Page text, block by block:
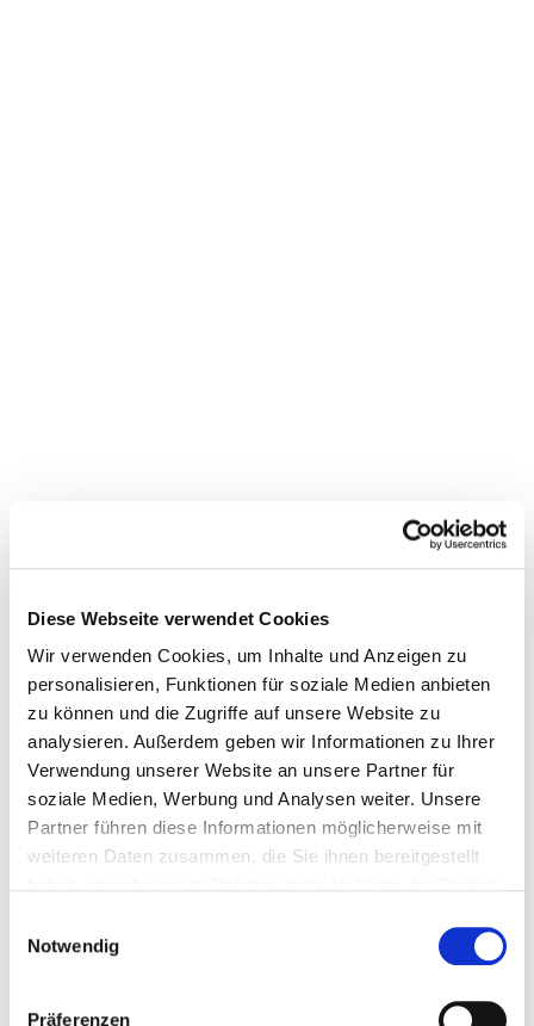
Diese Webseite verwendet Cookies
Wir verwenden Cookies, um Inhalte und Anzeigen zu
personalisieren, Funktionen für soziale Medien anbieten
zu können und die Zugriffe auf unsere Website zu
analysieren. Außerdem geben wir Informationen zu Ihrer
Verwendung unserer Website an unsere Partner für
soziale Medien, Werbung und Analysen weiter. Unsere
Partner führen diese Informationen möglicherweise mit
weiteren Daten zusammen, die Sie ihnen bereitgestellt
Notwendig
Präferenzen